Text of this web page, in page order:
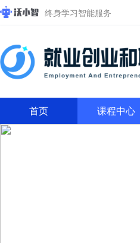
终身学习智能服务
首页 课程中心